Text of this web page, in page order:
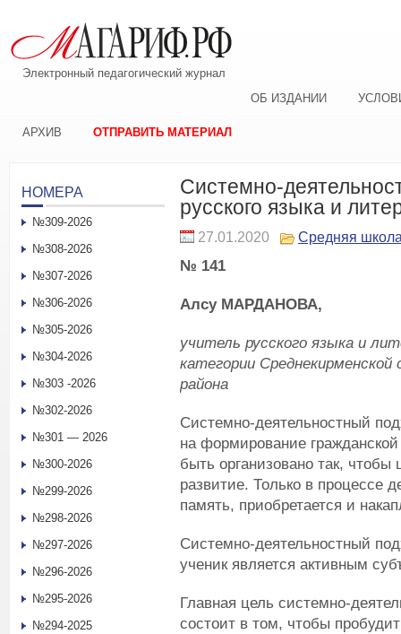
Электронный педагогический журнал
ОБ ИЗДАНИИ
АРХИВ ОТПРАВИТЬ МАТЕРИАЛ
Системно-
русского языка и
27.01.2020 Средняя
№ 141
Алсу МАРДАНОВА,
учитель русского языка и
категории
района
Системно-деятельностный
на формирование
быть организовано так, чтобы
развитие. Только в процессе
память, приобретается и
Системно-деятельностный
ученик является активным
Главная цель системно-
состоит в том, чтобы
НОМЕРА
№309-2026
№308-2026
№307-2026
№306-2026
№305-2026
№304-2026
№303 -2026
№302-2026
№301 — 2026
№300-2026
№299-2026
№298-2026
№297-2026
№296-2026
№295-2026
№294-2025